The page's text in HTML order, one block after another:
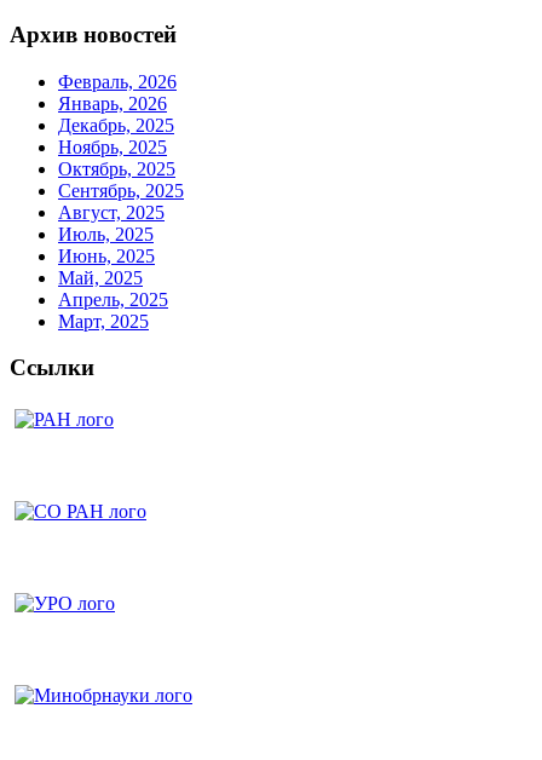
Архив новостей
Февраль, 2026
Январь, 2026
Декабрь, 2025
Ноябрь, 2025
Октябрь, 2025
Сентябрь, 2025
Август, 2025
Июль, 2025
Июнь, 2025
Май, 2025
Апрель, 2025
Март, 2025
Ссылки